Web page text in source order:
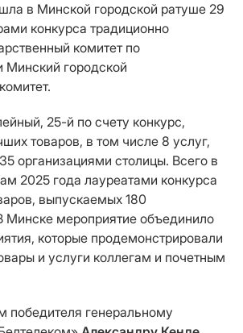
в Минской городской ратуше 29
конкурса традиционно
комитет по
Минский городской
25-й по счету конкурс,
товаров, в том числе 8 услуг,
организациями столицы. Всего в
2025 года лауреатами конкурса
выпускаемых 180
Минске мероприятие объединило
которые продемонстрировали
и услуги коллегам и почетным
победителя генеральному